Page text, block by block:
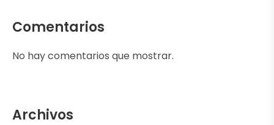
Comentarios
No hay comentarios que mostrar.
Archivos